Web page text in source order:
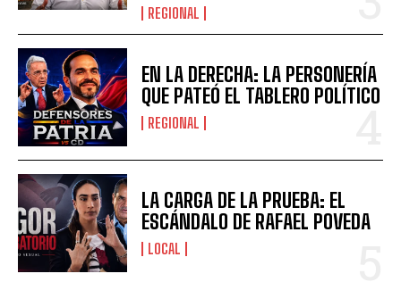
REGIONAL
EN LA DERECHA: LA PERSONERÍA
QUE PATEÓ EL TABLERO POLÍTICO
REGIONAL
LA CARGA DE LA PRUEBA: EL
ESCÁNDALO DE RAFAEL POVEDA
LOCAL